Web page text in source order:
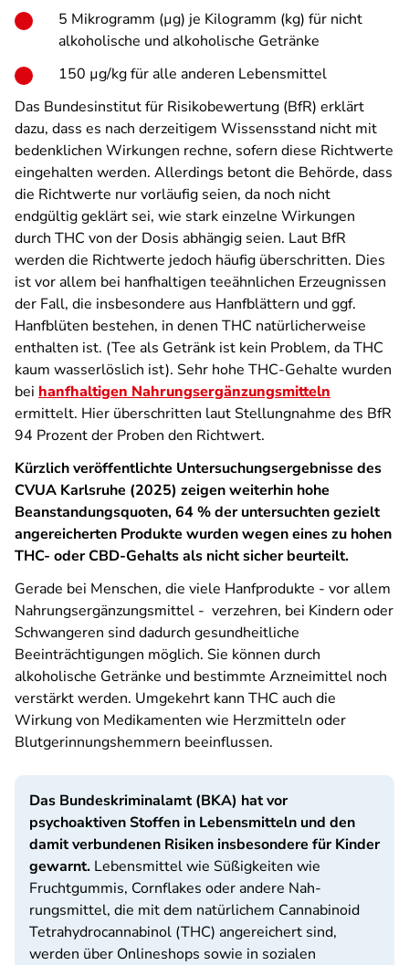
5 Mikrogramm (µg) je Kilogramm (kg) für nicht
alkoholische und alkoholische Getränke
150 µg/kg für alle anderen Lebensmittel
Das Bundesinstitut für Risikobewertung (BfR) erklärt
dazu, dass es nach derzeitigem Wissensstand nicht mit
bedenklichen Wirkungen rechne, sofern diese Richtwerte
eingehalten werden. Allerdings betont die Behörde, dass
die Richtwerte nur vorläufig seien, da noch nicht
endgültig geklärt sei, wie stark einzelne Wirkungen
durch THC von der Dosis abhängig seien. Laut BfR
werden die Richtwerte jedoch häufig überschritten. Dies
ist vor allem bei hanfhaltigen teeähnlichen Erzeugnissen
der Fall, die insbesondere aus Hanfblättern und ggf.
Hanfblüten bestehen, in denen THC natürlicherweise
enthalten ist. (Tee als Getränk ist kein Problem, da THC
kaum wasserlöslich ist). Sehr hohe THC-Gehalte wurden
bei hanfhaltigen Nahrungsergänzungsmitteln
ermittelt. Hier überschritten laut Stellungnahme des BfR
94 Prozent der Proben den Richtwert.
Kürzlich veröffentlichte Untersuchungsergebnisse des
CVUA Karlsruhe (2025) zeigen weiterhin hohe
Beanstandungsquoten, 64 % der untersuchten gezielt
angereicherten Produkte wurden wegen eines zu hohen
THC- oder CBD-Gehalts als nicht sicher beurteilt.
Gerade bei Menschen, die viele Hanfprodukte - vor allem
Nahrungsergänzungsmittel - verzehren, bei Kindern oder
Schwangeren sind dadurch gesundheitliche
Beeinträchtigungen möglich. Sie können durch
alkoholische Getränke und bestimmte Arzneimittel noch
verstärkt werden. Umgekehrt kann THC auch die
Wirkung von Medikamenten wie Herzmitteln oder
Blutgerinnungshemmern beeinflussen.
Das Bundeskriminalamt (BKA) hat vor
psychoaktiven Stoffen in Lebensmitteln und den
damit verbundenen Risiken insbesondere für Kinder
gewarnt. Lebensmittel wie Süßigkeiten wie
Fruchtgummis, Cornflakes oder andere Nah­
rungsmittel, die mit dem natürlichem Cannabinoid
Tetrahydro­cannabinol (THC) angereichert sind,
werden über Onlineshops sowie in sozialen